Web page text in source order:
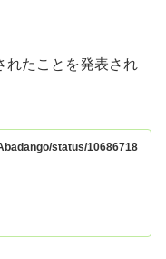
れたことを発表され
status/10686718